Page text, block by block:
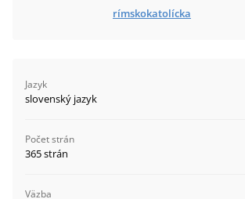
rímskokatolícka
Jazyk
slovenský jazyk
Počet strán
365 strán
Väzba